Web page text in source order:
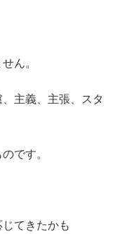
ん。
主義、主張、スタ
です。
てきたかも